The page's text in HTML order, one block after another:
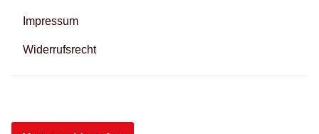
Impressum
Widerrufsrecht